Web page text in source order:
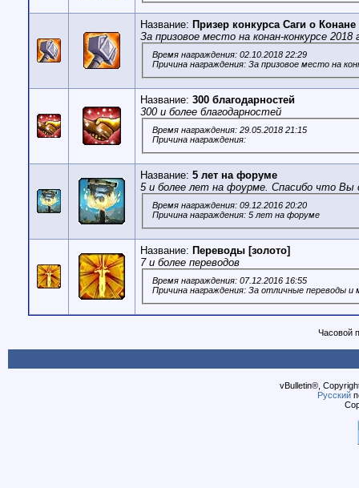
Название: Призер конкурса Саги о Конане
За призовое место на конан-конкурсе 2018
Время награждения: 02.10.2018 22:29
Причина награждения: За призовое место на
Название: 300 благодарностей
300 и более благодарностей
Время награждения: 29.05.2018 21:15
Причина награждения:
Название: 5 лет на форуме
5 и более лет на фоурме. Спасибо что Вы
Время награждения: 09.12.2016 20:20
Причина награждения: 5 лет на форуме
Название: Переводы [золото]
7 и более переводов
Время награждения: 07.12.2016 16:55
Причина награждения: За отличные переводы и
Часовой
vBulletin®,
Русский